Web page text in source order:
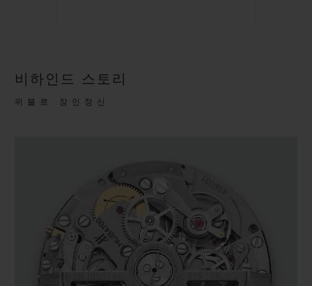
비하인드 스토리
위블로 장인정신